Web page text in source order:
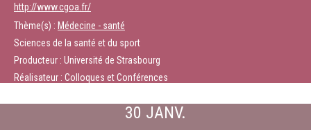
http://www.cgoa.fr/
Thème(s) : Médecine - santé
Sciences de la santé et du sport
Producteur : Université de Strasbourg
Réalisateur : Colloques et Conférences
30 JANV.